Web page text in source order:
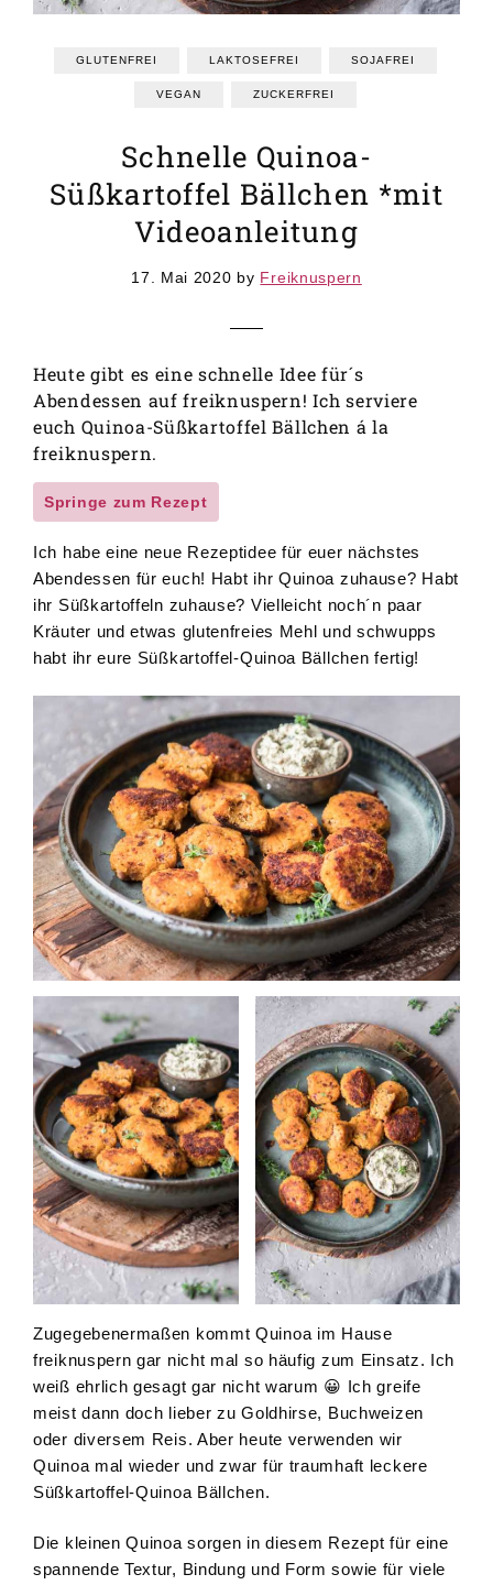
GLUTENFREI LAKTOSEFREI SOJAFREI
VEGAN ZUCKERFREI
Schnelle Quinoa-
Süßkartoffel Bällchen *mit
Videoanleitung
17. Mai 2020 by Freiknuspern
Heute gibt es eine schnelle Idee für´s
Abendessen auf freiknuspern! Ich serviere
euch Quinoa-Süßkartoffel Bällchen á la
freiknuspern.
Springe zum Rezept
Ich habe eine neue Rezeptidee für euer nächstes
Abendessen für euch! Habt ihr Quinoa zuhause? Habt
ihr Süßkartoffeln zuhause? Vielleicht noch´n paar
Kräuter und etwas glutenfreies Mehl und schwupps
habt ihr eure Süßkartoffel-Quinoa Bällchen fertig!
Zugegebenermaßen kommt Quinoa im Hause
freiknuspern gar nicht mal so häufig zum Einsatz. Ich
weiß ehrlich gesagt gar nicht warum 😀 Ich greife
meist dann doch lieber zu Goldhirse, Buchweizen
oder diversem Reis. Aber heute verwenden wir
Quinoa mal wieder und zwar für traumhaft leckere
Süßkartoffel-Quinoa Bällchen.
Die kleinen Quinoa sorgen in diesem Rezept für eine
spannende Textur, Bindung und Form sowie für viele